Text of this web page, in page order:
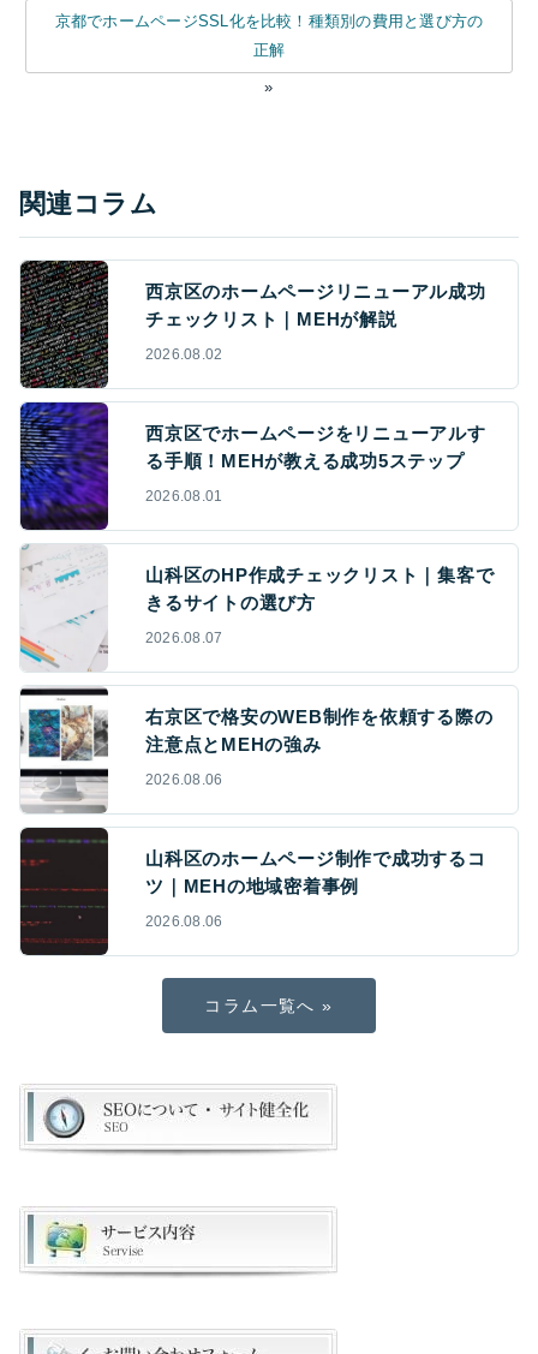
京都でホームページSSL化を比較！種類別の費用と選び方の
正解
»
関連コラム
西京区のホームページリニューアル成功
チェックリスト｜MEHが解説
2026.08.02
西京区でホームページをリニューアルす
る手順！MEHが教える成功5ステップ
2026.08.01
山科区のHP作成チェックリスト｜集客で
きるサイトの選び方
2026.08.07
右京区で格安のWEB制作を依頼する際の
注意点とMEHの強み
2026.08.06
山科区のホームページ制作で成功するコ
ツ｜MEHの地域密着事例
2026.08.06
コラム一覧へ »